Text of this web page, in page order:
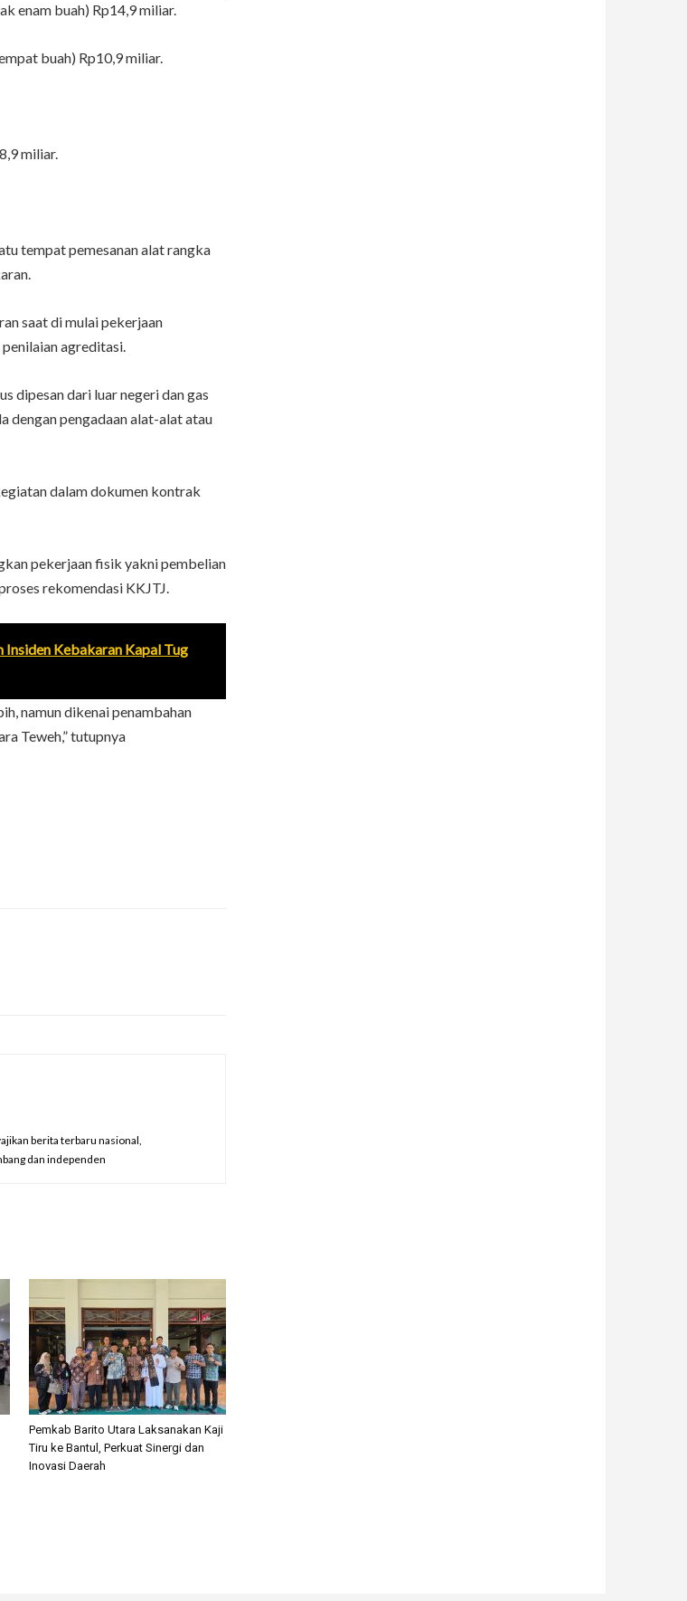
enam buah) Rp14,9 miliar.
buah) Rp10,9 miliar.
miliar.
tempat pemesanan alat rangka
saat di mulai pekerjaan
agreditasi.
dipesan dari luar negeri dan gas
dengan pengadaan alat-alat atau
dalam dokumen kontrak
pekerjaan fisik yakni pembelian
rekomendasi KKJTJ.
Insiden Kebakaran Kapal Tug
namun dikenai penambahan
Teweh,” tutupnya
berita terbaru nasional,
dan independen
Pemkab Barito Utara Laksanakan Kaji
Tiru ke Bantul, Perkuat Sinergi dan
Inovasi Daerah